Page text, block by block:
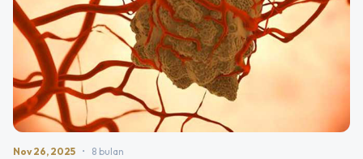
Nov 26, 2025 • 8 bulan